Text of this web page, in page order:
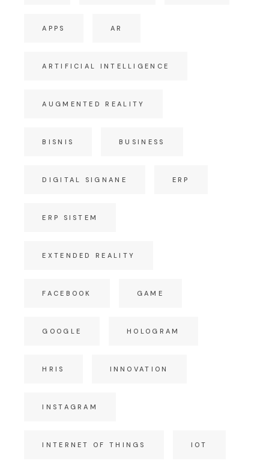
APPS AR
ARTIFICIAL INTELLIGENCE
AUGMENTED REALITY
BISNIS BUSINESS
DIGITAL SIGNANE ERP
ERP SISTEM
EXTENDED REALITY
FACEBOOK GAME
GOOGLE HOLOGRAM
HRIS INNOVATION
INSTAGRAM
INTERNET OF THINGS IOT